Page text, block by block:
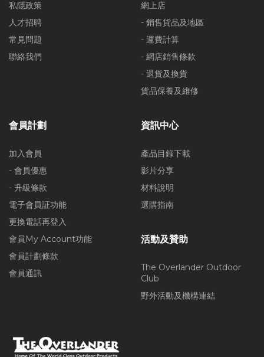
私隱政策
人才招聘
常見問題
聯絡我們
網上店
- 銷售貨品及地區
- 運費計算
- 網店銷售條款
- 退貨及換貨
貨品保養及維修
會員計劃
加入會員
- 會員優惠
- 升級條款
電子會員証功能
更換電話再登入
會員My Account功能
會員計劃條款
會員通訊
資訊中心
產品目錄下載
影片分享
材料說明
選購指南
活動及贊助
The Overlander Outdoor
Club
野外活動及機構連結